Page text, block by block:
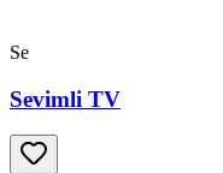
Se
Sevimli TV